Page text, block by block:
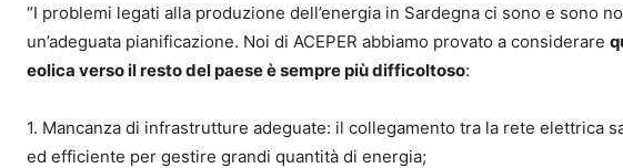
“I problemi legati alla produzione dell’energia in Sardegna ci sono e sono
un’adeguata pianificazione. Noi di ACEPER abbiamo provato a considerare
eolica verso il resto del paese è sempre più difficoltoso:
1. Mancanza di infrastrutture adeguate: il collegamento tra la rete elettrica
ed efficiente per gestire grandi quantità di energia;